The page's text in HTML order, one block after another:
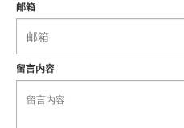
邮箱
留言内容